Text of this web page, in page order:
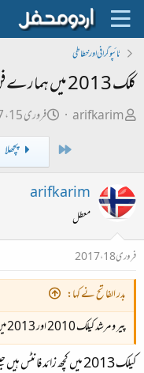
ٹائپو گرافی اور خطاطی
کلک 2013 میں ہمارے فن پارے!
ص
ب
ل
ی
arifkarim
ت
ا
ی
ا
ء
فروری 15، 2017
پچھلا
arifkarim
معطل
فروری 18، 2017
بدر الفاتح نے کہا:
پیر و مرشد کیلک 2010 اور 2013 میں کتنا فرق ہے؟
کیلک 2013 میں کچھ زائد فانٹس ہیں جیسے لاہوری نستعلیق